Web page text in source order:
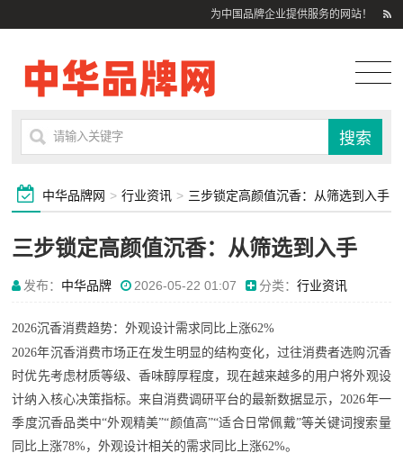
为中国品牌企业提供服务的网站！
中华品牌网 > 行业资讯 > 三步锁定高颜值沉香：从筛选到入手
三步锁定高颜值沉香：从筛选到入手
发布： 中华品牌 2026-05-22 01:07 分类：行业资讯
2026沉香消费趋势：外观设计需求同比上涨62%
2026年沉香消费市场正在发生明显的结构变化，过往消费者选购沉香
时优先考虑材质等级、香味醇厚程度，现在越来越多的用户将外观设
计纳入核心决策指标。来自消费调研平台的最新数据显示，2026年一
季度沉香品类中“外观精美”“颜值高”“适合日常佩戴”等关键词搜索量
同比上涨78%，外观设计相关的需求同比上涨62%。